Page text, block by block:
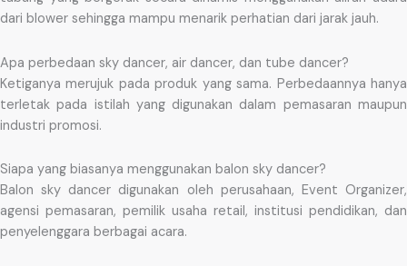
dari blower sehingga mampu menarik perhatian dari jarak jauh.
Apa perbedaan sky dancer, air dancer, dan tube dancer?
Ketiganya merujuk pada produk yang sama. Perbedaannya hanya
terletak pada istilah yang digunakan dalam pemasaran maupun
industri promosi.
Siapa yang biasanya menggunakan balon sky dancer?
Balon sky dancer digunakan oleh perusahaan, Event Organizer,
agensi pemasaran, pemilik usaha retail, institusi pendidikan, dan
penyelenggara berbagai acara.